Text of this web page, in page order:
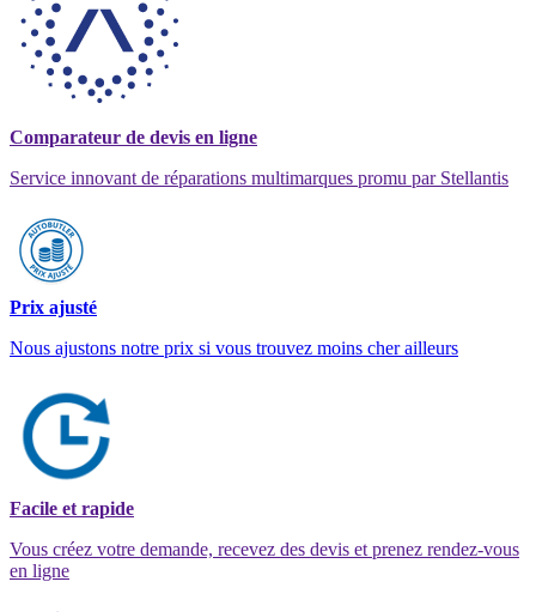
Comparateur de devis en ligne
Service innovant de réparations multimarques promu par Stellantis
Prix ajusté
Nous ajustons notre prix si vous trouvez moins cher ailleurs
Facile et rapide
Vous créez votre demande, recevez des devis et prenez rendez-vous
en ligne